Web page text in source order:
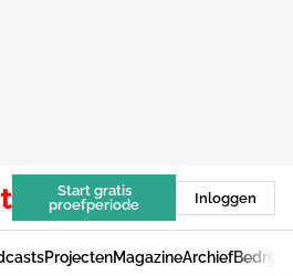
Start gratis
proefperiode
Inloggen
ProjectenMagazineArchief